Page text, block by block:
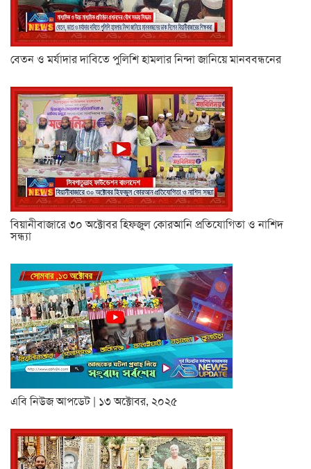
বেতন ও মর্যাদার দাবিতে পুলিশি হামলার নিন্দা জানিয়ে মানববন্ধনের
বিয়ানীবাজারে ৩০ অক্টোবর হিফজুল কোরআনি প্রতিযোগিতা ও নাশিদ
সন্ধ্যা
এবি নিউজ আপডেট | ১৩ অক্টোবর, ২০২৫